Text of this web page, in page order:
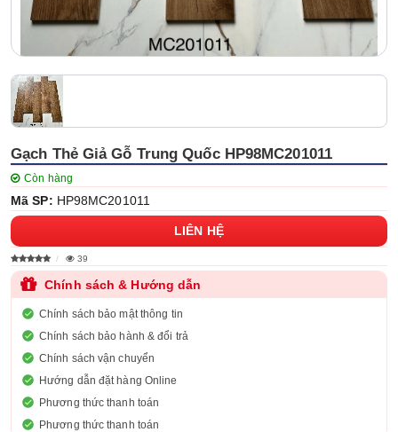
Gạch Thẻ Giả Gỗ Trung Quốc HP98MC201011
Còn hàng
Mã SP: HP98MC201011
LIÊN HỆ
39
Chính sách & Hướng dẫn
Chính sách bảo mật thông tin
Chính sách bảo hành & đổi trả
Chính sách vận chuyển
Hướng dẫn đặt hàng Online
Phương thức thanh toán
Phương thức thanh toán